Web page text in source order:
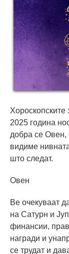
Хороскопските
2025 година
добра се Овен,
видиме
што следат.
Овен
Ве очекуваат
на Сатурн и
финансии,
награди и
се трудат и